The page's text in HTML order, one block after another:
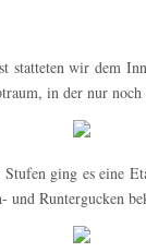
statteten wir dem
in der nur
ging es eine
und Runtergucken